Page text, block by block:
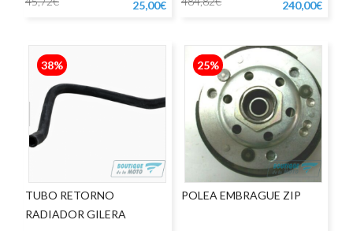
25,00€ 240,00€
38%
TUBO RETORNO
RADIADOR GILERA
25%
POLEA EMBRAGUE ZIP